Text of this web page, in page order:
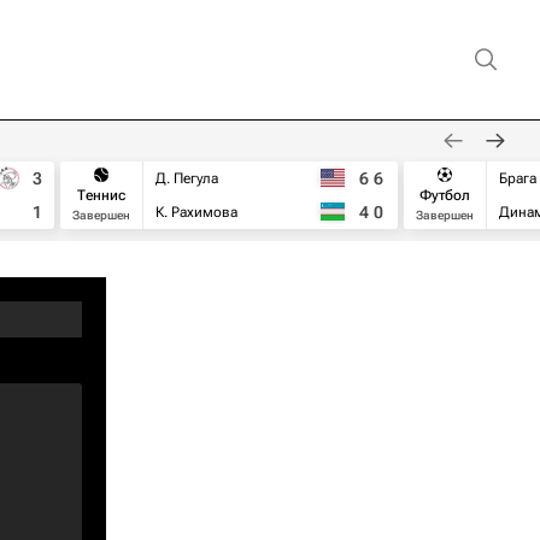
3
1
Теннис
Завершен
Д. Пегула
К. Рахимова
6 6
4 0
Футбол
Завершен
Брага